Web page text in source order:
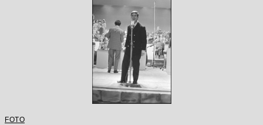
FOTO